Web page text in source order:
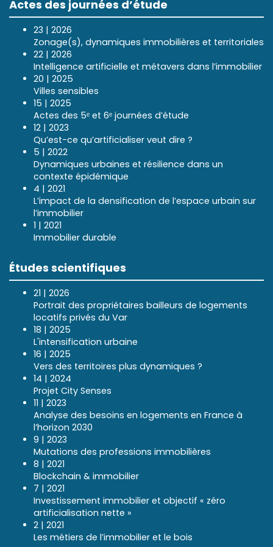
Actes des journées d’étude
23 | 2026
Zonage(s), dynamiques immobilières et territoriales
22 | 2026
Intelligence artificielle et métavers dans l’immobilier
20 | 2025
Villes sensibles
15 | 2025
Actes des 5ᵉ et 6ᵉ journées d’étude
12 | 2023
Qu’est-ce qu’artificialiser veut dire ?
5 | 2022
Dynamiques urbaines et résilience dans un
contexte épidémique
4 | 2021
L’impact de la densification de l’espace urbain sur
l’immobilier
1 | 2021
Immobilier durable
Études scientifiques
21 | 2026
Portrait des propriétaires bailleurs de logements
locatifs privés du Var
18 | 2025
L'intensification urbaine
16 | 2025
Vers des territoires plus dynamiques ?
14 | 2024
Projet City Senses
11 | 2023
Analyse des besoins en logements en France à
l’horizon 2030
9 | 2023
Mutations des professions immobilières
8 | 2021
Blockchain & immobilier
7 | 2021
Investissement immobilier et objectif « zéro
artificialisation nette »
2 | 2021
Les métiers de l’immobilier et le bois